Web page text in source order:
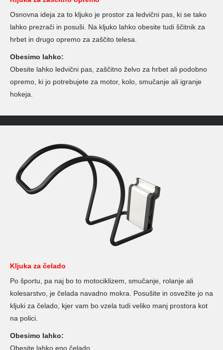
Osnovna ideja za to kljuko je prostor za ledvični pas, ki se tako
lahko prezrači in posuši. Na kljuko lahko obesite tudi ščitnik za
hrbet in drugo opremo za zaščito telesa.
Obesimo lahko:
Obesite lahko ledvični pas, zaščitno želvo za hrbet ali podobno
opremo, ki jo potrebujete za motor, kolo, smučanje ali igranje
hokeja.
Kljuka za čelado
Po športu, pa naj bo to motociklizem, smučanje, rolanje ali
kolesarstvo, je čelada navadno mokra. Posušite in osvežite jo na
kljuki za čelado, kjer vam bo vzela tudi veliko manj prostora kot
na polici.
Obesimo lahko:
Obesite lahko eno čelado.